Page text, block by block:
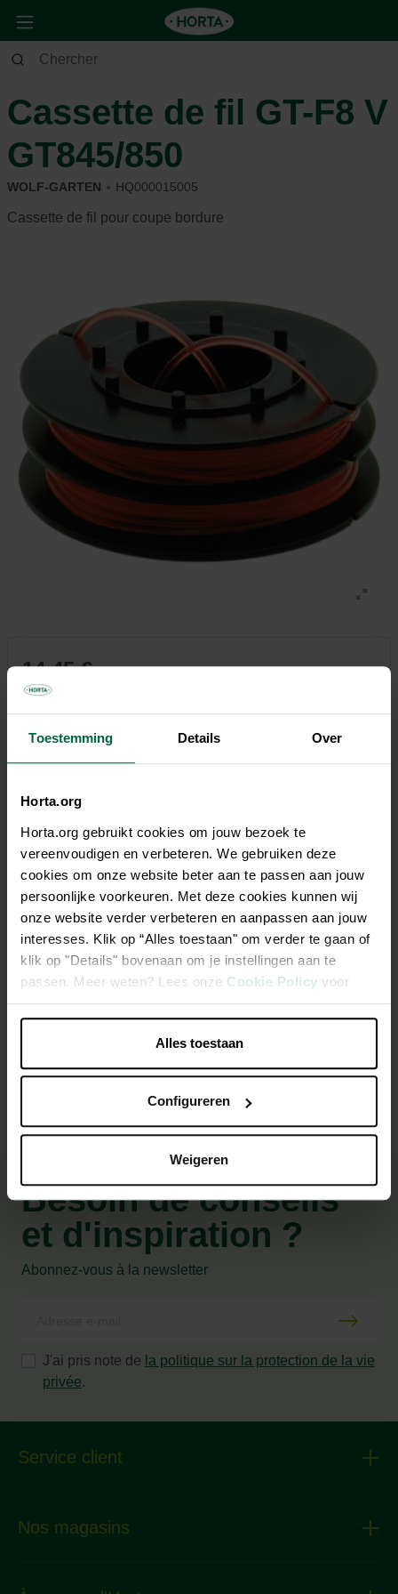
Toestemming Details Over
Horta.org
Horta.org gebruikt cookies om jouw bezoek te
vereenvoudigen en verbeteren. We gebruiken deze
cookies om onze website beter aan te passen aan jouw
persoonlijke voorkeuren. Met deze cookies kunnen wij
onze website verder verbeteren en aanpassen aan jouw
interesses. Klik op “Alles toestaan" om verder te gaan of
klik op "Details" bovenaan om je instellingen aan te
passen. Meer weten? Lees onze Cookie Policy voor
meer informatie.
Alles toestaan
Configureren
Weigeren
Jardin Outils de jardin
Cassette de fil GT-F8 V
GT845/850
WOLF-GARTEN HQ000015005
Cassette de fil pour coupe bordure
14,45 €
Tous les magasins n'ont pas la même gamme
Description
Cassette de fil gt-f8 v gt845/850 pour coupe bordure gt840 et
gt 850 (jusque l'année 2012)
Longueur de fil 2 x 6 mètres
Diamètre du fil 1,6 mm
Besoin de conseils
et d'inspiration ?
Abonnez-vous à la newsletter
J'ai pris note de la politique sur la protection de la vie
privée.
Service client
Nos magasins